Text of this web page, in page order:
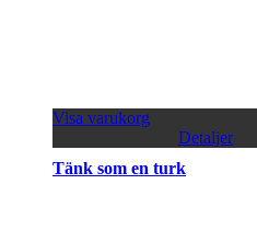
Visa varukorg
Detaljer
Tänk som en turk